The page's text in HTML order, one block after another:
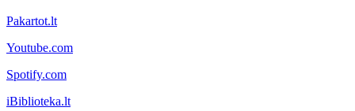
Pakartot.lt
Youtube.com
Spotify.com
iBiblioteka.lt